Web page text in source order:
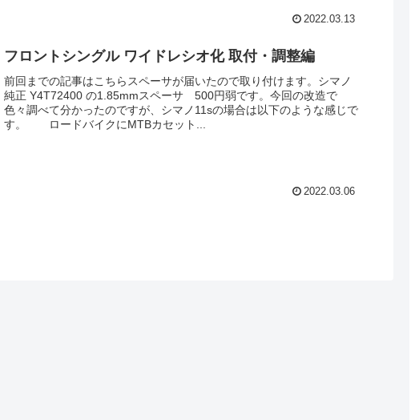
2022.03.13
フロントシングル ワイドレシオ化 取付・調整編
前回までの記事はこちらスペーサが届いたので取り付けます。シマノ
純正 Y4T72400 の1.85mmスペーサ 500円弱です。今回の改造で
色々調べて分かったのですが、シマノ11sの場合は以下のような感じで
す。 ロードバイクにMTBカセット...
2022.03.06